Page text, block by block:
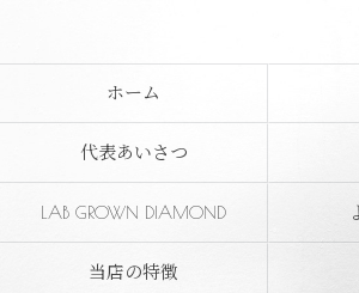
ホーム
代表あいさつ
LAB GROWN DIAMOND
当店の特徴